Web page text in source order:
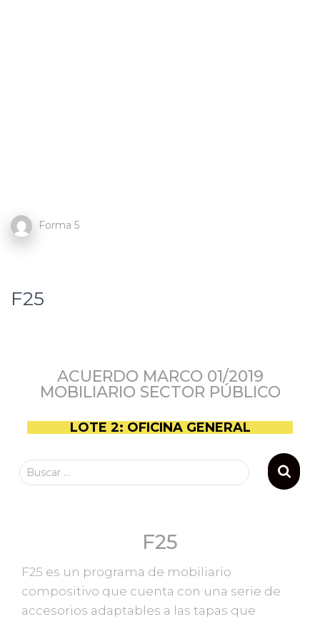
Forma 5
F25
ACUERDO MARCO 01/2019
MOBILIARIO SECTOR PÚBLICO
LOTE 2: OFICINA GENERAL
Buscar …
F25
F25 es un programa de mobiliario
compositivo que cuenta con una serie de
accesorios adaptables a las tapas que